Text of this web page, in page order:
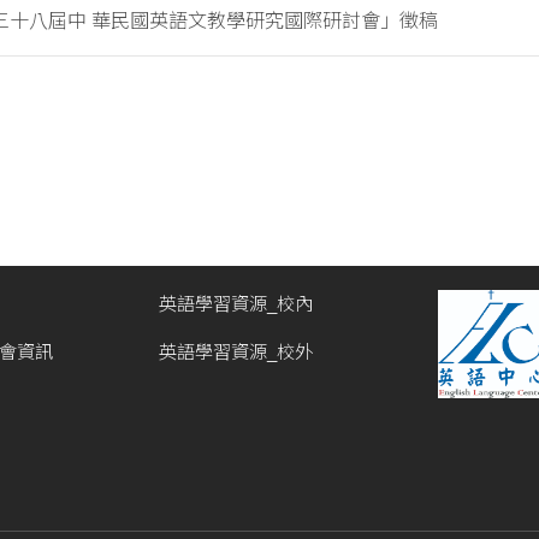
十八屆中 華民國英語文教學研究國際研討會」徵稿
資訊
英語學習資源_校內
英語學習資源_校外